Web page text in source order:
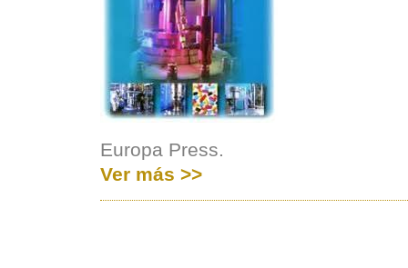
Europa Press.
Ver más >>